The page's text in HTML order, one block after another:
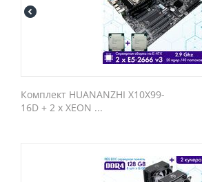
Комплект HUANANZHI X10X99-
16D + 2 х XEON ...